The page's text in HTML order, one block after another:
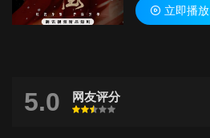
立即播放
5.0 网友评分
很差
较差还行推荐力荐